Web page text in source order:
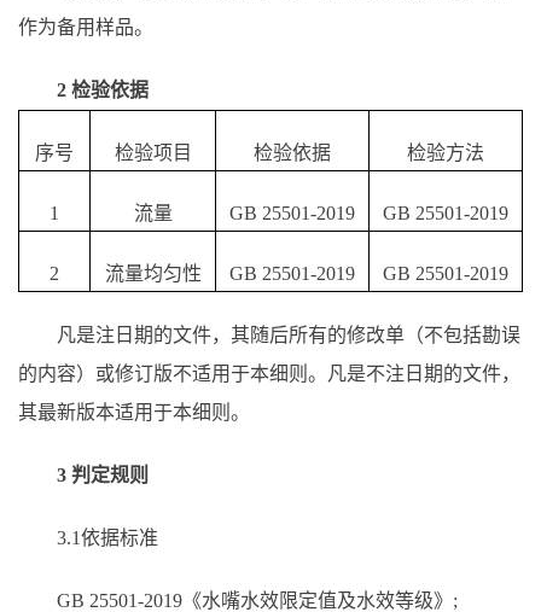
作为备用样品。
2 检验依据
序号 检验项目 检验依据 检验方法
1 流量 GB 25501-2019 GB 25501-2019
2 流量均匀性 GB 25501-2019 GB 25501-2019
凡是注日期的文件，其随后所有的修改单（不包括勘误
的内容）或修订版不适用于本细则。凡是不注日期的文件，
其最新版本适用于本细则。
3 判定规则
3.1依据标准
GB 25501-2019《水嘴水效限定值及水效等级》;